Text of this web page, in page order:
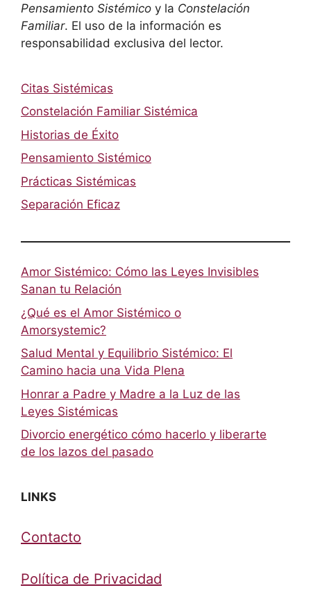
Pensamiento Sistémico y la Constelación
Familiar. El uso de la información es
responsabilidad exclusiva del lector.
Citas Sistémicas
Constelación Familiar Sistémica
Historias de Éxito
Pensamiento Sistémico
Prácticas Sistémicas
Separación Eficaz
Amor Sistémico: Cómo las Leyes Invisibles
Sanan tu Relación
¿Qué es el Amor Sistémico o
Amorsystemic?
Salud Mental y Equilibrio Sistémico: El
Camino hacia una Vida Plena
Honrar a Padre y Madre a la Luz de las
Leyes Sistémicas
Divorcio energético cómo hacerlo y liberarte
de los lazos del pasado
LINKS
Contacto
Política de Privacidad